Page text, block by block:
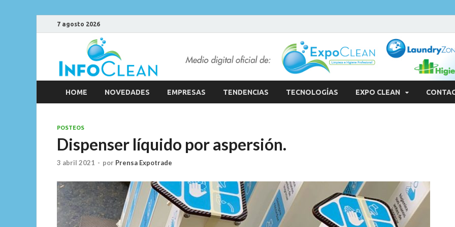
7 agosto 2026
HOME NOVEDADES EMPRESAS TENDENCIAS TECNOLOGÍAS EXPO CLEAN
POSTEOS
Dispenser líquido por aspersión.
3 abril 2021 - por Prensa Expotrade